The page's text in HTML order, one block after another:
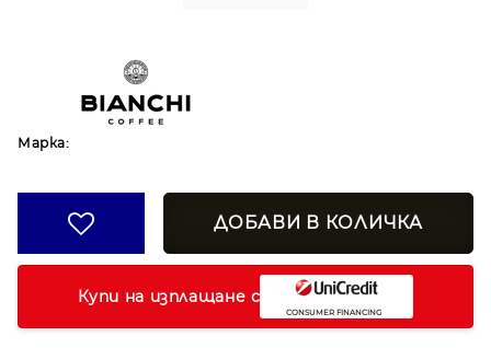
Марка:
Купи на изплащане с